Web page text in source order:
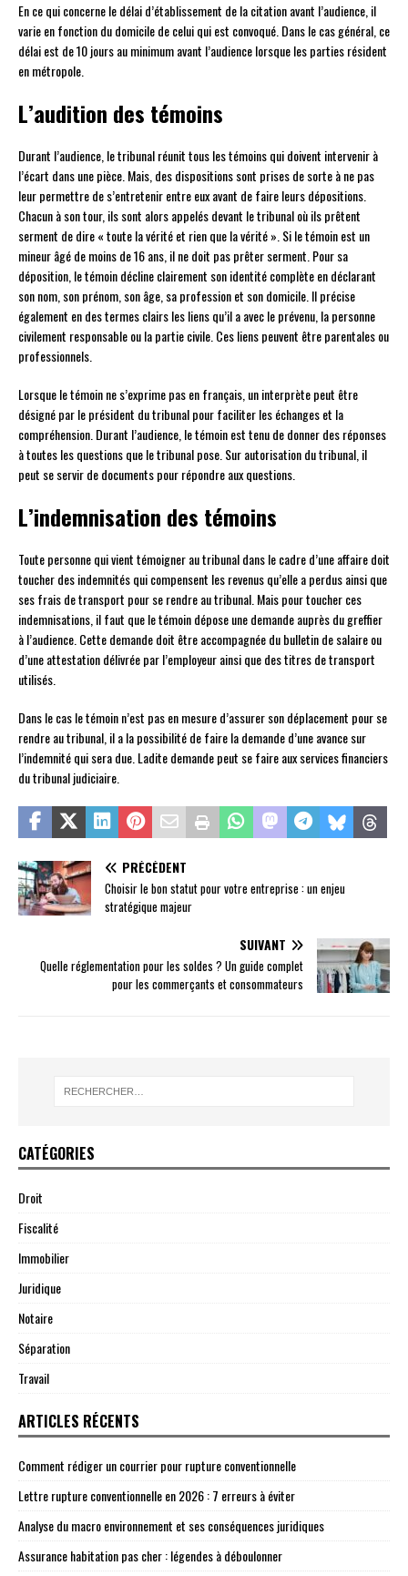
En ce qui concerne le délai d’établissement de la citation avant l’audience, il
varie en fonction du domicile de celui qui est convoqué. Dans le cas général, ce
délai est de 10 jours au minimum avant l’audience lorsque les parties résident
en métropole.
L’audition des témoins
Durant l’audience, le tribunal réunit tous les témoins qui doivent intervenir à
l’écart dans une pièce. Mais, des dispositions sont prises de sorte à ne pas
leur permettre de s’entretenir entre eux avant de faire leurs dépositions.
Chacun à son tour, ils sont alors appelés devant le tribunal où ils prêtent
serment de dire « toute la vérité et rien que la vérité ». Si le témoin est un
mineur âgé de moins de 16 ans, il ne doit pas prêter serment. Pour sa
déposition, le témoin décline clairement son identité complète en déclarant
son nom, son prénom, son âge, sa profession et son domicile. Il précise
également en des termes clairs les liens qu’il a avec le prévenu, la personne
civilement responsable ou la partie civile. Ces liens peuvent être parentales ou
professionnels.
Lorsque le témoin ne s’exprime pas en français, un interprète peut être
désigné par le président du tribunal pour faciliter les échanges et la
compréhension. Durant l’audience, le témoin est tenu de donner des réponses
à toutes les questions que le tribunal pose. Sur autorisation du tribunal, il
peut se servir de documents pour répondre aux questions.
L’indemnisation des témoins
Toute personne qui vient témoigner au tribunal dans le cadre d’une affaire doit
toucher des indemnités qui compensent les revenus qu’elle a perdus ainsi que
ses frais de transport pour se rendre au tribunal. Mais pour toucher ces
indemnisations, il faut que le témoin dépose une demande auprès du greffier
à l’audience. Cette demande doit être accompagnée du bulletin de salaire ou
d’une attestation délivrée par l’employeur ainsi que des titres de transport
utilisés.
Dans le cas le témoin n’est pas en mesure d’assurer son déplacement pour se
rendre au tribunal, il a la possibilité de faire la demande d’une avance sur
l’indemnité qui sera due. Ladite demande peut se faire aux services financiers
du tribunal judiciaire.
PRÉCÉDENT
Choisir le bon statut pour votre entreprise : un enjeu
stratégique majeur
SUIVANT
Quelle réglementation pour les soldes ? Un guide complet
pour les commerçants et consommateurs
CATÉGORIES
Droit
Fiscalité
Immobilier
Juridique
Notaire
Séparation
Travail
ARTICLES RÉCENTS
Comment rédiger un courrier pour rupture conventionnelle
Lettre rupture conventionnelle en 2026 : 7 erreurs à éviter
Analyse du macro environnement et ses conséquences juridiques
Assurance habitation pas cher : légendes à déboulonner